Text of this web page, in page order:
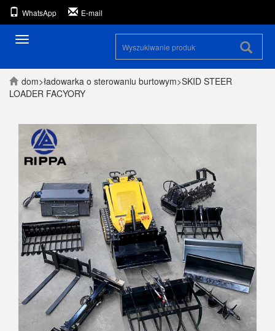
WhatsApp E-mail
Przełącz
dom>ładowarka o sterowaniu burtowym>SKID STEER
LOADER FACYORY